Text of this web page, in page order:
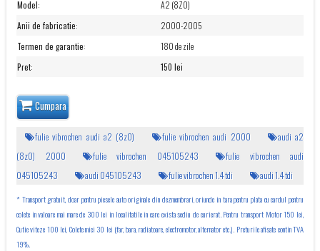
Model:
A2 (8Z0)
Anii de fabricatie:
2000-2005
Termen de garantie:
180 de zile
Pret: 150 lei
Cumpara
fulie vibrochen audi a2 (8z0) fulie vibrochen audi 2000
audi a2
(8z0) 2000
fulie vibrochen 045105243
fulie vibrochen audi
045105243
audi 045105243 fulie vibrochen 1.4 tdi audi 1.4 tdi
* Transport gratuit, doar pentru piesele auto originale din dezmembrari, oriunde in tara pentru plata cu cardul pentru
colete in valoare mai mare de 300 lei in localitatile in care exista sediu de curierat. Pentru transport Motor 150 lei,
Cutie viteze 100 lei, Colete mici 30 lei (far, bara, radiatoare, electromotor, alternator etc.). Preturile afisate contin TVA
19%.